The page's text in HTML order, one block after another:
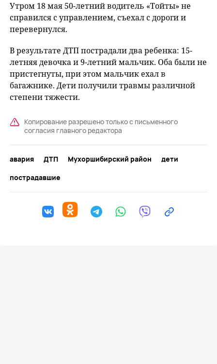
Утром 18 мая 50-летний водитель «Тойты» не
справился с управлением, съехал с дороги и
перевернулся.
В результате ДТП пострадали два ребенка: 15-
летняя девочка и 9-летний мальчик. Оба были не
пристегнуты, при этом мальчик ехал в
багажнике. Дети получили травмы различной
степени тяжести.
Копирование разрешено только с письменного
согласия главного редактора
авария ДТП Мухоршибирский район
дети
пострадавшие